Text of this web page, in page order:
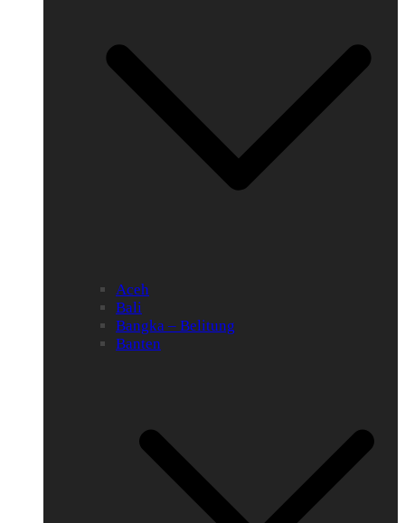
Aceh
Bali
Bangka – Belitung
Banten